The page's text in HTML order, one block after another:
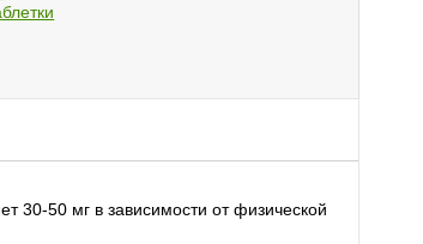
30-50 мг в зависимости от физической